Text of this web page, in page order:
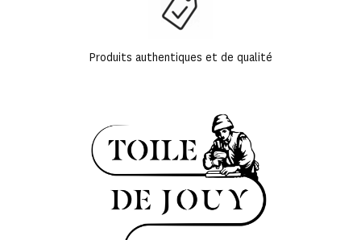
Produits authentiques et de qualité